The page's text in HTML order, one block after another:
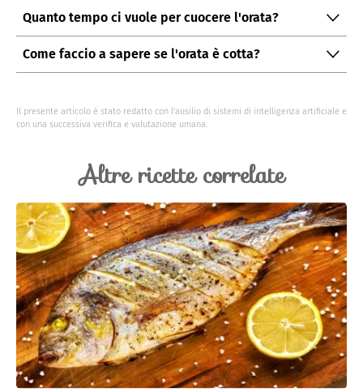
Sì, ma assicuratevi di scongelarle completamente
prima di iniziare la preparazione.
Quanto tempo ci vuole per cuocere l'orata?
In totale, circa 20 minuti. La cottura dipende anche
dalla dimensione del pesce.
Come faccio a sapere se l'orata è cotta?
Il presente articolo è stato redatto con l’ausilio di sistemi di intelligenza artificiale e
con una successiva verifica e valutazione umana.
Altre ricette correlate